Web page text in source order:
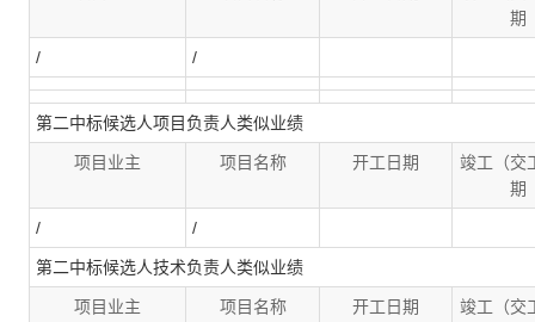
期
/ /
第二中标候选人项目负责人类似业绩
项目业主 项目名称 开工日期
竣工（交
期
/ /
第二中标候选人技术负责人类似业绩
项目业主 项目名称 开工日期
竣工（交